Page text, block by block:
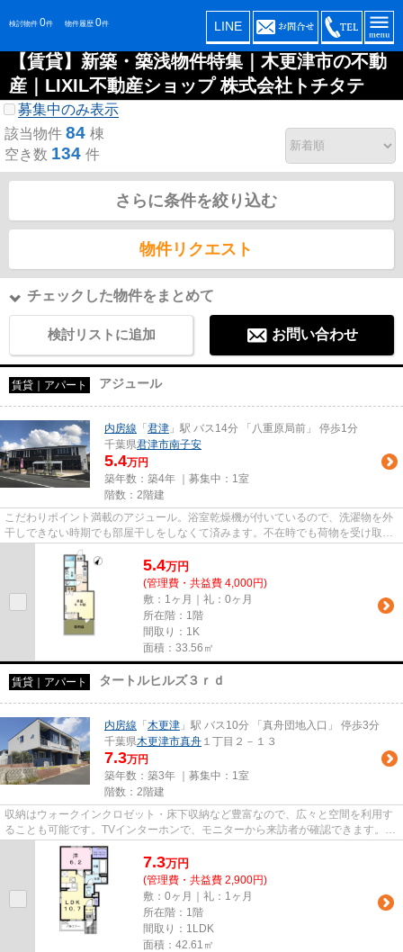
検討物件 0件 物件履歴 0件 LINE
【賃貸】新築・築浅物件特集｜木更津市の不動
産｜LIXIL不動産ショップ 株式会社トチタテ
募集中のみ表示
該当物件 84 棟
空き数 134 件
さらに条件を絞り込む
物件リクエスト
チェックした物件をまとめて
検討リストに追加 お問い合わせ
賃貸｜アパート アジュール
内房線 「 君津 」駅 バス14分 「八重原局前」 停歩1分
千葉県君津市南子安
5.4万円
築年数：築4年 ｜募集中： 1室
階数：2階建
こだわりポイント満載のアジュール。浴室乾燥機が付いているので、洗濯物を外
干しできない時期でも部屋干しをしなくて済みます。不在時でも荷物を受け取る
ことができるため、時間調整...
5.4万円
(管理費・共益費 4,000円)
敷：1ヶ月｜礼：0ヶ月
所在階：1階
間取り：1K
面積：33.56㎡
賃貸｜アパート タートルヒルズ３ｒｄ
内房線 「 木更津 」駅 バス10分 「真舟団地入口」 停歩3分
千葉県木更津市真舟 １丁目２－１３
7.3万円
築年数：築3年 ｜募集中： 1室
階数：2階建
収納はウォークインクロゼット・床下収納など豊富なので、広々と空間を利用す
ることも可能です。TVインターホンで、モニターから来訪者が確認できます。共
用部には宅配ボックスが備え...
7.3万円
(管理費・共益費 2,900円)
敷：0ヶ月｜礼：1ヶ月
所在階：1階
間取り：1LDK
面積：42.61㎡